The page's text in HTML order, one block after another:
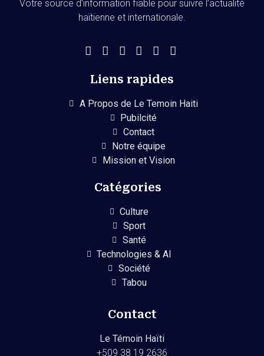
Votre source d’information fiable pour suivre l’actualité
haïtienne et internationale.
Liens rapides
A Propos de Le Temoin Haiti
Pubilcité
Contact
Notre équipe
Mission et Vision
Catégories
Culture
Sport
Santé
Technologies & AI
Société
Tabou
Contact
Le Témoin Haïti
+509 38 19 2636